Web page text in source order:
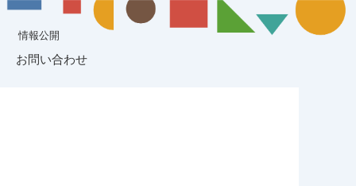
情報公開
お問い合わせ